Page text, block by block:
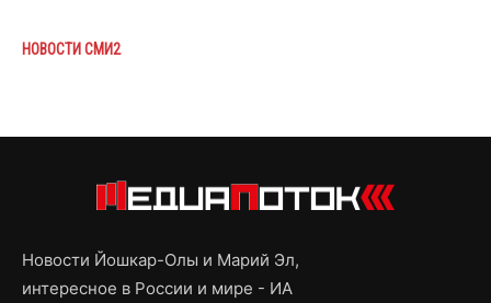
НОВОСТИ СМИ2
Новости Йошкар-Олы и Марий Эл,
интересное в России и мире - ИА